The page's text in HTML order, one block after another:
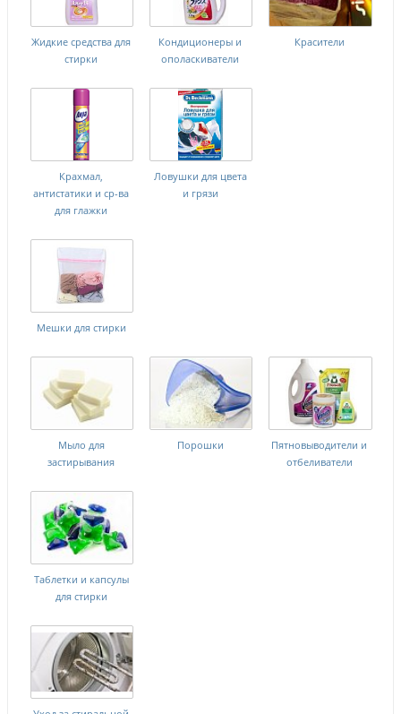
Жидкие средства для
стирки
Кондиционеры и
ополаскиватели
Красители
Крахмал,
антистатики и ср-ва
для глажки
Ловушки для цвета
и грязи
Мешки для стирки
Мыло для
застирывания
Порошки
Пятновыводители и
отбеливатели
Таблетки и капсулы
для стирки